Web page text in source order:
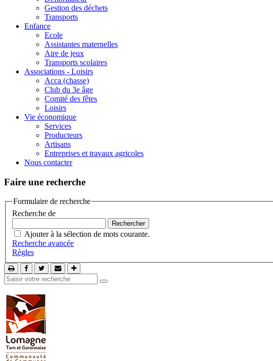
Gestion des déchets
Transports
Enfance
Ecole
Assistantes maternelles
Aire de jeux
Transports scolaires
Associations - Loisirs
Acca (chasse)
Club du 3e âge
Comité des fêtes
Loisirs
Vie économique
Services
Producteurs
Artisans
Entreprises et travaux agricoles
Nous contacter
Faire une recherche
Formulaire de recherche
Recherche de
Ajouter à la sélection de mots courante.
Recherche avancée
Règles